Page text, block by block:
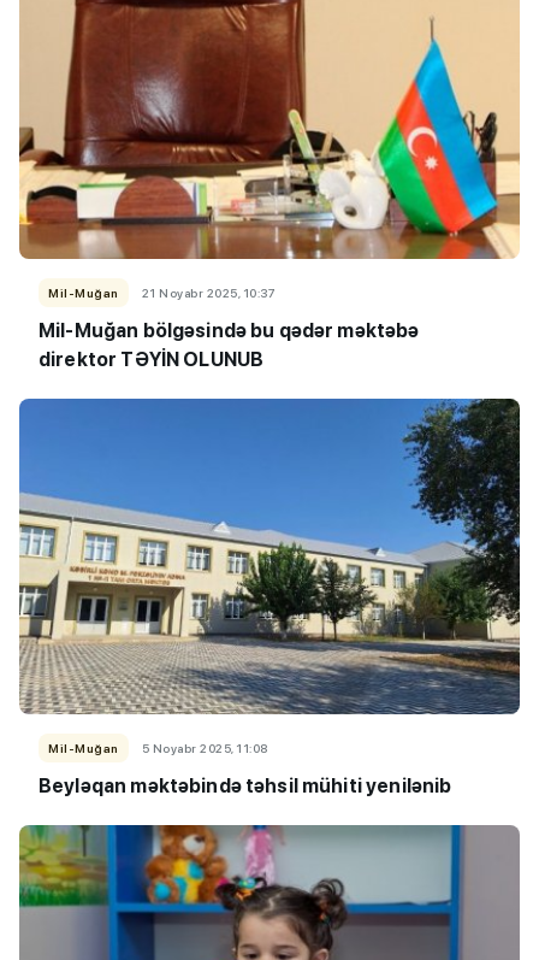
Mil-Muğan 21 Noyabr 2025, 10:37
Mil-Muğan bölgəsində bu qədər məktəbə
direktor TƏYİN OLUNUB
Mil-Muğan 5 Noyabr 2025, 11:08
Beyləqan məktəbində təhsil mühiti yenilənib